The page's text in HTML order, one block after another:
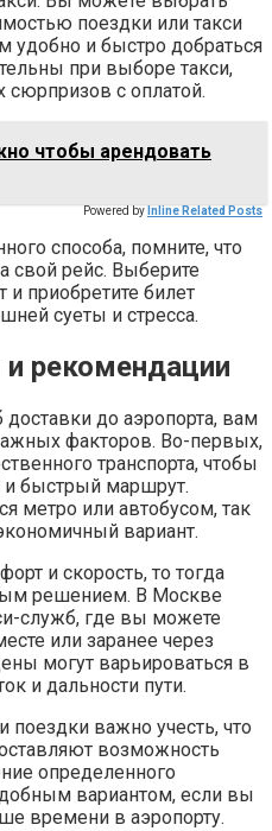
поездки или такси
удобно и быстро добраться
при выборе такси,
сюрпризов с оплатой.
чтобы арендовать
Powered by Inline Related Posts
способа, помните, что
свой рейс. Выберите
и приобретите билет
суеты и стресса.
рекомендации
до аэропорта, вам
факторов. Во-первых,
транспорта, чтобы
быстрый маршрут.
метро или автобусом, так
вариант.
и скорость, то тогда
решением. В Москве
служб, где вы можете
или заранее через
могут варьироваться в
и дальности пути.
поездки важно учесть, что
возможность
определенного
вариантом, если вы
времени в аэропорту.